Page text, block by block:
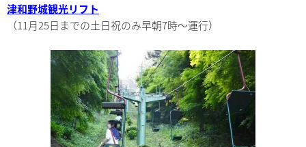
津和野城観光リフト
（11月25日までの土日祝のみ早朝7時～運行）